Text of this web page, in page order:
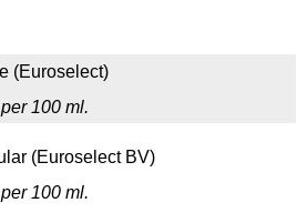
(Euroselect)
100 ml.
(Euroselect BV)
100 ml.